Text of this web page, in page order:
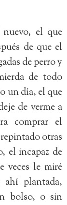
el que
de que el
de perro y
de todo
un día, el que
de verme a
comprar el
otras
el incapaz de
veces le miré
plantada,
bolso, o sin